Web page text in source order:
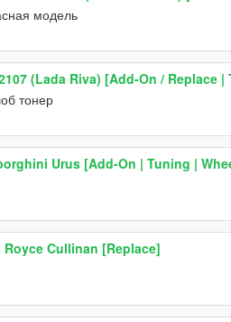
модель
(Lada Riva) [Add-On / Replace |
тонер
Urus [Add-On | Tuning |
Royce Cullinan [Replace]